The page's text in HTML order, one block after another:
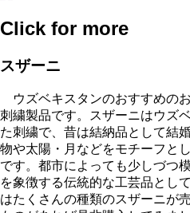
Click for more
スザーニ
ウズベキスタンのおすすめの
刺繍製品です。スザーニはウズ
た刺繍で、昔は結納品として結
物や太陽・月などをモチーフと
です。都市によっても少しづつ
を象徴する伝統的な工芸品とし
はたくさんの種類のスザーニが